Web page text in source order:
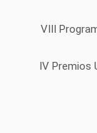
VIII
IV Premios